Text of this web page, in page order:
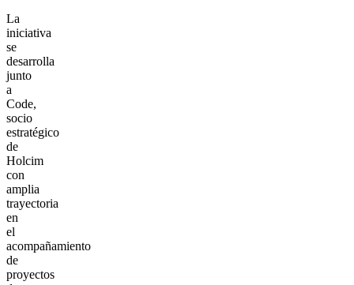
La
iniciativa
se
desarrolla
junto
a
Code,
socio
estratégico
de
Holcim
con
amplia
trayectoria
en
el
acompañamiento
de
proyectos